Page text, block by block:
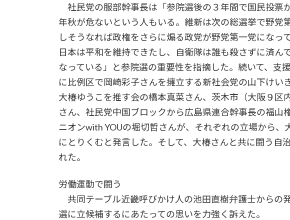
社民党の服部幹事長は「参院選後の３年間で国民投票
年秋が危ないという人もいる。維新は次の総選挙で野党
しそうなれば政権をさらに煽る政党が野党第一党になっ
日本は平和を維持できたし、自衛隊は誰も殺さずに済ん
なっている」と参院選の重要性を指摘した。続いて、支
に比例区で岡崎彩子さんを擁立する新社会党の山下けい
大椿ゆうこを推す会の橋本真菜さん、茨木市（大阪９区
さん、社民党中国ブロックから広島県連合幹事長の福山
ニオンwith YOUの堀切哲さんが、それぞれの立場から、
にとりくむと発言した。そして、大椿さんと共に闘う自
れた。
労働運動で闘う
共同テーブル近畿呼びかけ人の池田直樹弁護士からの
選に立候補するにあたっての思いを力強く訴えた。